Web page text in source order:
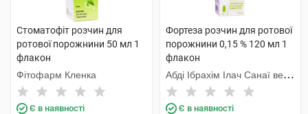
Стоматофіт розчин для
ротової порожнини 50 мл 1
флакон
Фітофарм Кленка
Є в наявності
Фортеза розчин для ротової
порожнини 0,15 % 120 мл 1
флакон
Абді Ібрахім Ілач Санаї ве
Тіджарет
Є в наявності